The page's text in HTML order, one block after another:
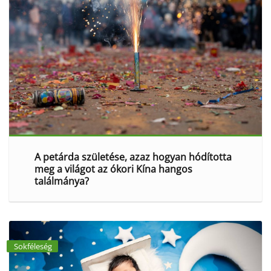
A petárda születése, azaz hogyan hódította
meg a világot az ókori Kína hangos
találmánya?
Sokféleség